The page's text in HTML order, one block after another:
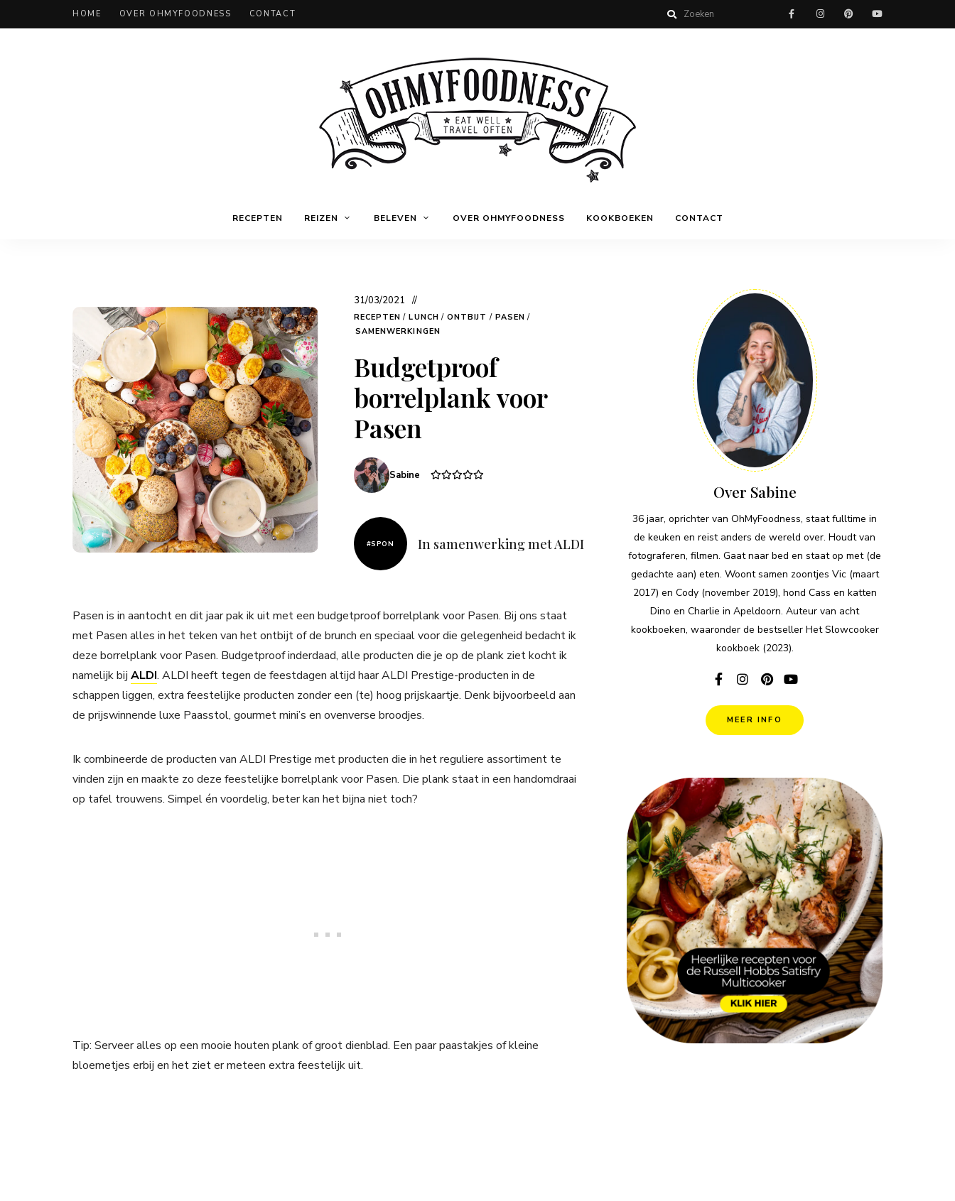
HOME OVER OHMYFOODNESS CONTACT
OhMyFoodness
well
Travel
RECEPTEN REIZEN BELEVEN OVER OHMYFOODNESS KOOKBOEKEN CONTACT
31/03/2021
RECEPTEN / LUNCH / ONTBIJT / PASEN /
SAMENWERKINGEN
Budgetproof
borrelplank voor
Pasen
Sabine
#SPON In samenwerking met ALDI
Pasen is in aantocht en dit jaar pak ik uit met een budgetproof borrelplank voor Pasen. Bij ons staat
met Pasen alles in het teken van het ontbijt of de brunch en speciaal voor die gelegenheid bedacht ik
deze borrelplank voor Pasen. Budgetproof inderdaad, alle producten die je op de plank ziet kocht ik
namelijk bij ALDI. ALDI heeft tegen de feestdagen altijd haar ALDI Prestige-producten in de
schappen liggen, extra feestelijke producten zonder een (te) hoog prijskaartje. Denk bijvoorbeeld aan
de prijswinnende luxe Paasstol, gourmet mini’s en ovenverse broodjes.
Ik combineerde de producten van ALDI Prestige met producten die in het reguliere assortiment te
vinden zijn en maakte zo deze feestelijke borrelplank voor Pasen. Die plank staat in een handomdraai
op tafel trouwens. Simpel én voordelig, beter kan het bijna niet toch?
Tip: Serveer alles op een mooie houten plank of groot dienblad. Een paar paastakjes of kleine
bloemetjes erbij en het ziet er meteen extra feestelijk uit.
Over Sabine
36 jaar, oprichter van OhMyFoodness, staat fulltime in
de keuken en reist anders de wereld over. Houdt van
fotograferen, filmen. Gaat naar bed en staat op met (de
gedachte aan) eten. Woont samen zoontjes Vic (maart
2017) en Cody (november 2019), hond Cass en katten
Dino en Charlie in Apeldoorn. Auteur van acht
kookboeken, waaronder de bestseller Het Slowcooker
kookboek (2023).
MEER INFO